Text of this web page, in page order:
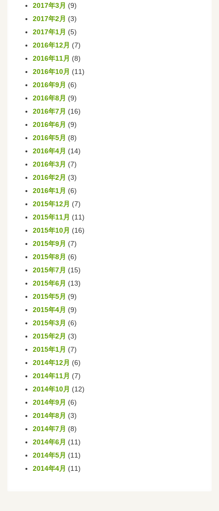
2017年3月 (9)
2017年2月 (3)
2017年1月 (5)
2016年12月 (7)
2016年11月 (8)
2016年10月 (11)
2016年9月 (6)
2016年8月 (9)
2016年7月 (16)
2016年6月 (9)
2016年5月 (8)
2016年4月 (14)
2016年3月 (7)
2016年2月 (3)
2016年1月 (6)
2015年12月 (7)
2015年11月 (11)
2015年10月 (16)
2015年9月 (7)
2015年8月 (6)
2015年7月 (15)
2015年6月 (13)
2015年5月 (9)
2015年4月 (9)
2015年3月 (6)
2015年2月 (3)
2015年1月 (7)
2014年12月 (6)
2014年11月 (7)
2014年10月 (12)
2014年9月 (6)
2014年8月 (3)
2014年7月 (8)
2014年6月 (11)
2014年5月 (11)
2014年4月 (11)